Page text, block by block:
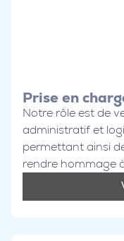
Prise en
Notre rôle est de
administratif et
permettant ainsi
rendre hommage